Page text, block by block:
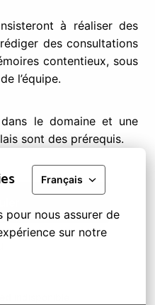
Français
pour nous assurer de
sur notre
à réaliser des
des consultations
contentieux, sous
l’équipe.
le domaine et une
sont des prérequis.